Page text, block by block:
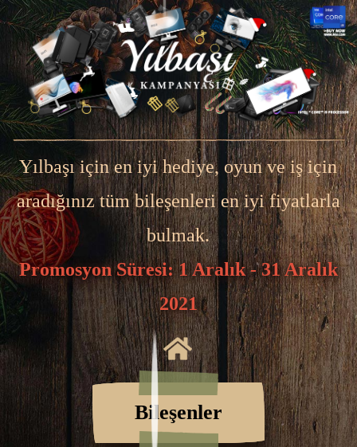
Yılbaşı için en iyi hediye, oyun ve iş için
aradığınız tüm bileşenleri en iyi fiyatlarla
bulmak.
Promosyon Süresi: 1 Aralık - 31 Aralık
2021
Bileşenler